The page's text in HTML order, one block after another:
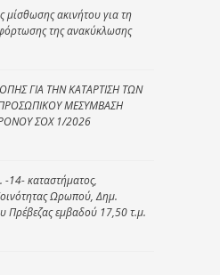
μίσθωσης ακινήτου για τη
της ανακύκλωσης
ΓΙΑ ΤΗΝ ΚΑΤΑΡΤΙΣΗ ΤΩΝ
ΜΕΣΥΜΒΑΣΗ
ΣΟΧ 1/2026
-14- καταστήματος,
Ωρωπού, Δημ.
Πρέβεζας εμβαδού 17,50 τ.μ.